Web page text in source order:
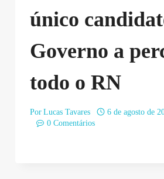
único
Governo a
todo o RN
Por Lucas Tavares
6 de agosto de
0 Comentários